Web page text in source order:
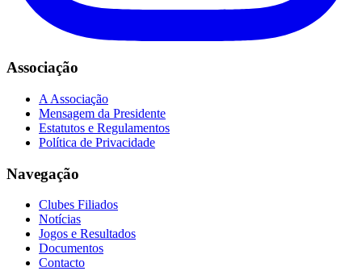
Associação
A Associação
Mensagem da Presidente
Estatutos e Regulamentos
Política de Privacidade
Navegação
Clubes Filiados
Notícias
Jogos e Resultados
Documentos
Contacto